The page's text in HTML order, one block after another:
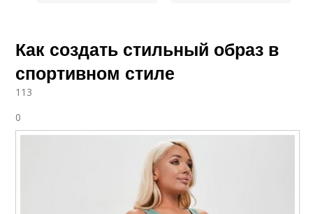
Как создать стильный образ в
спортивном стиле
113
0